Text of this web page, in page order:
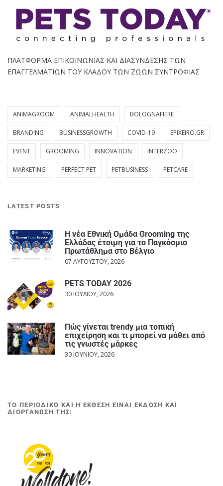
ΠΛΑΤΦΟΡΜΑ ΕΠΙΚΟΙΝΩΝΙΑΣ ΚΑΙ ΔΙΑΣΥΝΔΕΣΗΣ ΤΩΝ
ΕΠΑΓΓΕΛΜΑΤΙΩΝ ΤΟΥ ΚΛΑΔΟΥ ΤΩΝ ΖΩΩΝ ΣΥΝΤΡΟΦΙΑΣ
ANIMAGROOM ANIMALHEALTH BOLOGNAFIERE
BRANDING BUSINESSGROWTH COVID-19 EPIXEIRO.GR
EVENT GROOMING INNOVATION INTERZOO
MARKETING PERFECT PET PETBUSINESS PETCARE
LATEST POSTS
Η νέα Εθνική Ομάδα Grooming της
Ελλάδας έτοιμη για το Παγκόσμιο
Πρωτάθλημα στο Βέλγιο
07 ΑΥΓΟΎΣΤΟΥ, 2026
PETS TODAY 2026
30 ΙΟΥΛΊΟΥ, 2026
Πώς γίνεται trendy μια τοπική
επιχείρηση και τι μπορεί να μάθει από
τις γνωστές μάρκες
30 ΙΟΥΝΊΟΥ, 2026
ΤΟ ΠΕΡΙΟΔΙΚΟ ΚΑΙ Η ΕΚΘΕΣΗ ΕΙΝΑΙ ΕΚΔΟΣΗ ΚΑΙ
ΔΙΟΡΓΑΝΩΣΗ ΤΗΣ: